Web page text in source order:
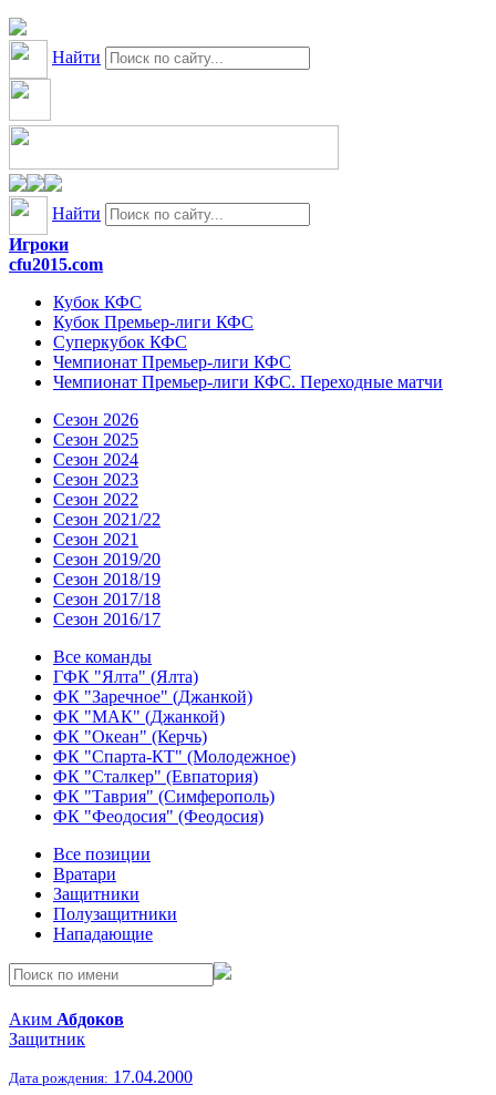
Найти
Найти
Игроки
cfu2015.com
Кубок КФС
Кубок Премьер-лиги КФС
Суперкубок КФС
Чемпионат Премьер-лиги КФС
Чемпионат Премьер-лиги КФС. Переходные матчи
Сезон 2026
Сезон 2025
Сезон 2024
Сезон 2023
Сезон 2022
Сезон 2021/22
Сезон 2021
Сезон 2019/20
Сезон 2018/19
Сезон 2017/18
Сезон 2016/17
Все команды
ГФК "Ялта" (Ялта)
ФК "Заречное" (Джанкой)
ФК "МАК" (Джанкой)
ФК "Океан" (Керчь)
ФК "Спарта-КТ" (Молодежное)
ФК "Сталкер" (Евпатория)
ФК "Таврия" (Симферополь)
ФК "Феодосия" (Феодосия)
Все позиции
Вратари
Защитники
Полузащитники
Нападающие
Аким Абдоков
Защитник
Дата рождения: 17.04.2000